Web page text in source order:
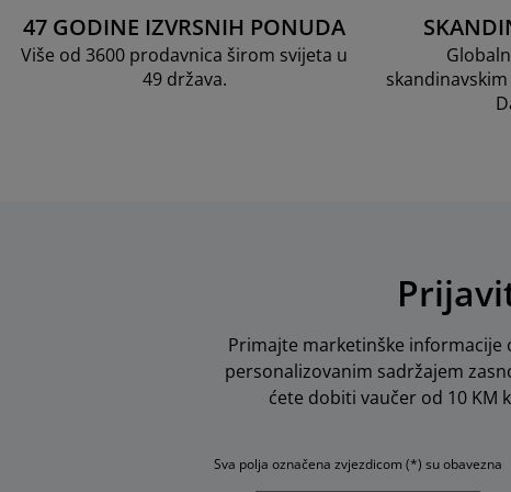
47 GODINE IZVRSNIH PONUDA
Više od 3600 prodavnica širom svijeta u
49 država.
Primajte marketinške informacije
personalizovanim sadržajem
ćete dobiti vaučer od 10 KM
Sva polja označena zvjezdicom (*) su obavezna